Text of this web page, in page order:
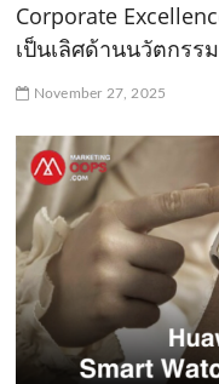
Corporate
เป็นเลิศด้านนวัตกรรม
November 27, 2025